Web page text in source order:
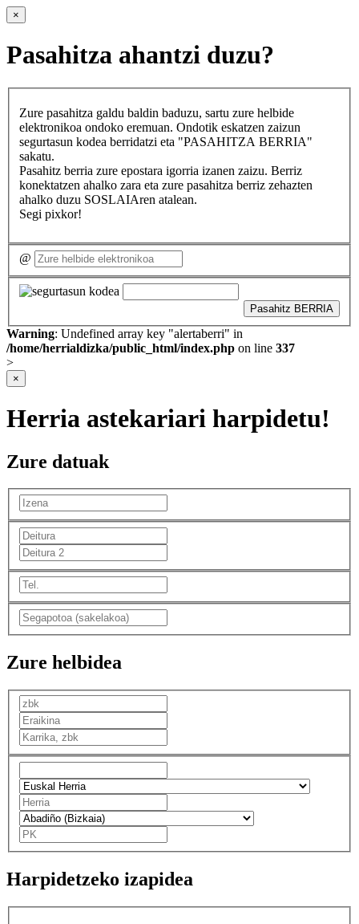
×
Pasahitza ahantzi duzu?
Zure pasahitza galdu baldin baduzu, sartu zure helbide
elektronikoa ondoko eremuan. Ondotik eskatzen zaizun
segurtasun kodea berridatzi eta "PASAHITZA BERRIA"
sakatu.
Pasahitz berria zure epostara igorria izanen zaizu. Berriz
konektatzen ahalko zara eta zure pasahitza berriz zehazten
ahalko duzu SOSLAIAren atalean.
Segi pixkor!
@
Pasahitz BERRIA
Warning: Undefined array key "alertaberri" in
/home/herrialdizka/public_html/index.php on line 337
>
×
Herria astekariari harpidetu!
Zure datuak
Zure helbidea
Harpidetzeko izapidea